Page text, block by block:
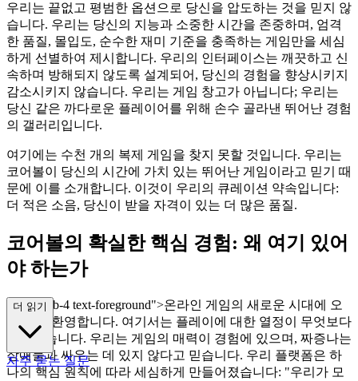
우리는 끝없고 평범한 옵션으로 당신을 압도하는 것을 믿지 않
습니다. 우리는 당신의 지능과 소중한 시간을 존중하며, 엄격
한 품질, 몰입도, 순수한 재미 기준을 충족하는 게임만을 세심
하게 선별하여 제시합니다. 우리의 인터페이스는 깨끗하고 신
속하며 방해되지 않도록 설계되어, 당신의 경험을 향상시키지
감소시키지 않습니다. 우리는 게임 창고가 아닙니다; 우리는
당신 같은 까다로운 플레이어를 위해 손수 골라낸 뛰어난 경험
의 갤러리입니다.
여기에는 수천 개의 복제 게임을 찾지 못할 것입니다. 우리는
코어볼이 당신의 시간에 가치 있는 뛰어난 게임이라고 믿기 때
문에 이를 소개합니다. 이것이 우리의 큐레이션 약속입니다:
더 적은 소음, 당신이 받을 자격이 있는 더 많은 품질.
코어볼의 확실한 핵심 경험: 왜 여기 있어
야 하는가
class="mb-4 text-foreground">온라인 게임의 새로운 시대에 오
신 것을 환영합니다. 여기서는 플레이에 대한 열정이 무엇보다
존중받습니다. 우리는 게임의 매력이 경험에 있으며, 짜증나는
장애물과 싸우는 데 있지 않다고 믿습니다. 우리 플랫폼은 하
나의 핵심 원칙에 따라 세심하게 만들어졌습니다: "우리가 모
더 읽기
자주 묻는 질문